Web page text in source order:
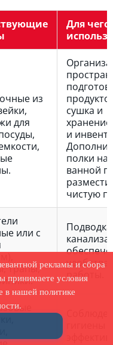
Для чего
из
для
сушка и
и
полки над
ванной
чистую
или с
трапы,
удобства
работы.
рекламы и сбора
принимаете условия
в нашей политике